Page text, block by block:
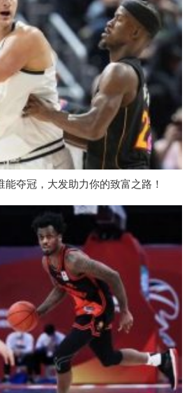
夺冠，大发助力你的致富之路！